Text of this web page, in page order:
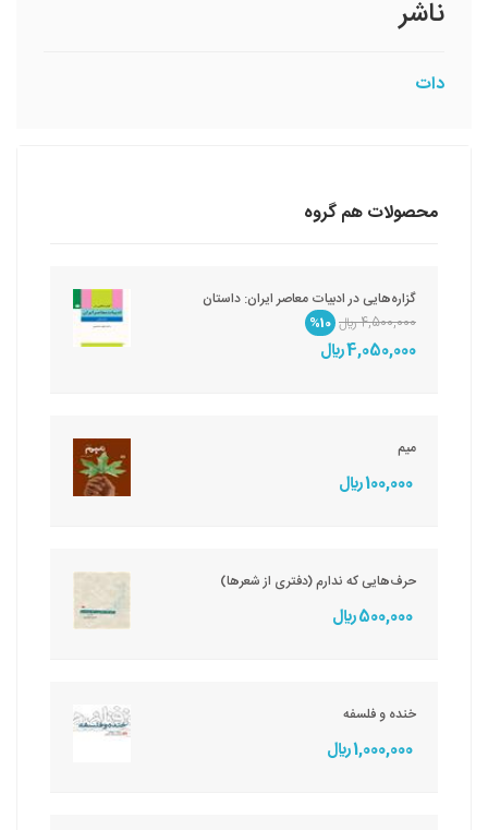
ناشر
دات
محصولات هم گروه
گزاره‌هایی در ادبیات معاصر ایران: داستان
4,500,000 ريال
%10
4,050,000 ريال
میم
100,000 ريال
حرف‌هایی که ندارم (دفتری از شعرها)
500,000 ريال
خنده و فلسفه
1,000,000 ريال